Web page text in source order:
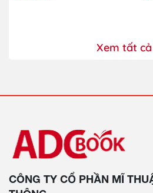
Xem tất cả
CÔNG TY CỔ PHẦN MĨ